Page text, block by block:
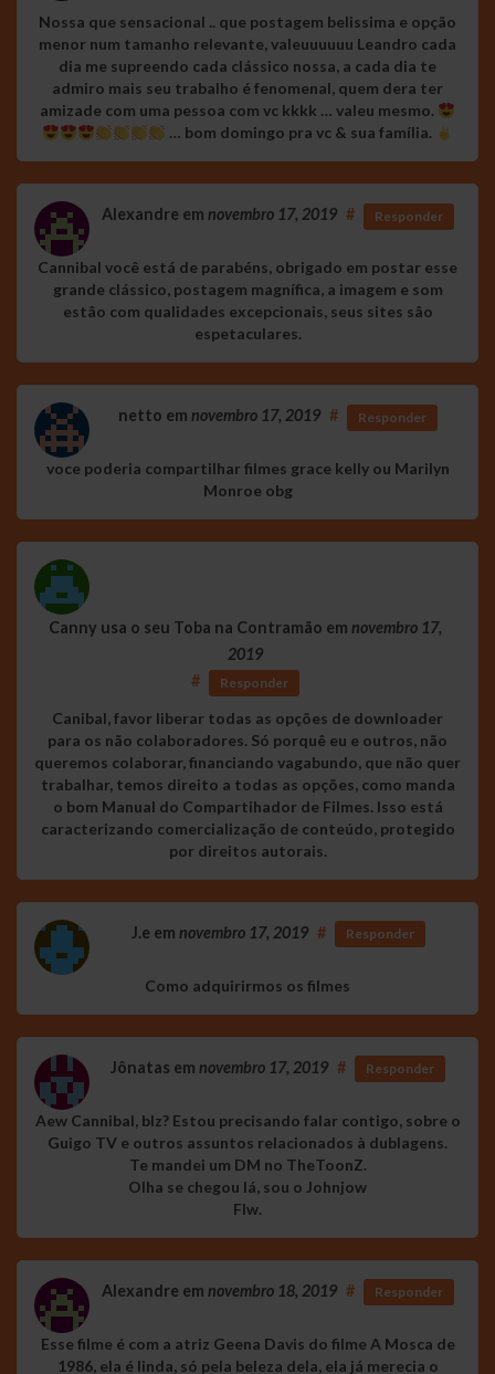
Nossa que sensacional .. que postagem belissima e opção
menor num tamanho relevante, valeuuuuuu Leandro cada
dia me supreendo cada clássico nossa, a cada dia te
admiro mais seu trabalho é fenomenal, quem dera ter
amizade com uma pessoa com vc kkkk … valeu mesmo.
… bom domingo pra vc & sua família.
Alexandre em novembro 17, 2019 # Responder
Cannibal você está de parabéns, obrigado em postar esse
grande clássico, postagem magnífica, a imagem e som
estâo com qualidades excepcionais, seus sites sâo
espetaculares.
netto em novembro 17, 2019 # Responder
voce poderia compartilhar filmes grace kelly ou Marilyn
Monroe obg
Canny usa o seu Toba na Contramão em novembro 17,
2019
#
Responder
Canibal, favor liberar todas as opções de downloader
para os não colaboradores. Só porquê eu e outros, não
queremos colaborar, financiando vagabundo, que não quer
trabalhar, temos direito a todas as opções, como manda
o bom Manual do Compartihador de Filmes. Isso está
caracterizando comercialização de conteúdo, protegido
por direitos autorais.
J.e em novembro 17, 2019 # Responder
Como adquirirmos os filmes
Jônatas em novembro 17, 2019 # Responder
Aew Cannibal, blz? Estou precisando falar contigo, sobre o
Guigo TV e outros assuntos relacionados à dublagens.
Te mandei um DM no TheToonZ.
Olha se chegou lá, sou o Johnjow
Flw.
Alexandre em novembro 18, 2019 # Responder
Esse filme é com a atriz Geena Davis do filme A Mosca de
1986, ela é linda, só pela beleza dela, ela já merecia o